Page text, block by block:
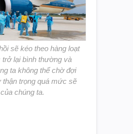
sẽ kéo theo hàng loạt
lại bình thường và
ta không thể chờ đợi
trọng quá mức sẽ
chúng ta.